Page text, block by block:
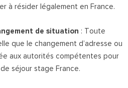
à résider légalement en France.
de situation : Toute
que le changement d’adresse ou
aux autorités compétentes pour
séjour stage France.